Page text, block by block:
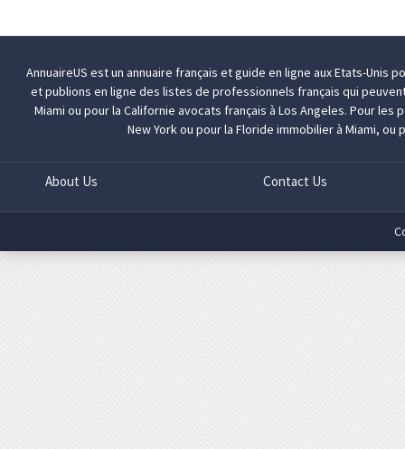
AnnuaireUS est un annuaire français et guide en ligne aux Etats-Unis
et publions en ligne des listes de professionnels français qui
Miami ou pour la Californieavocats français à Los Angeles. Pour les
New Yorkou pour la Florideimmobilier à Miami, ou
About Us Contact Us